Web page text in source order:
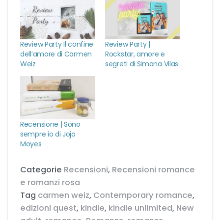
Review Party Il confine
dell’amore di Carmen
Weiz
Review Party |
Rockstar, amore e
segreti di Simona Vilas
Recensione | Sono
sempre io di Jojo
Moyes
Categorie Recensioni, Recensioni romance
e romanzi rosa
Tag carmen weiz, Contemporary romance,
edizioni quest, kindle, kindle unlimited, New